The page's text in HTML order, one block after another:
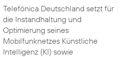
Telefónica Deutschland setzt für
die Instandhaltung und
Optimierung seines
Mobilfunknetzes Künstliche
Intelligenz (KI) sowie